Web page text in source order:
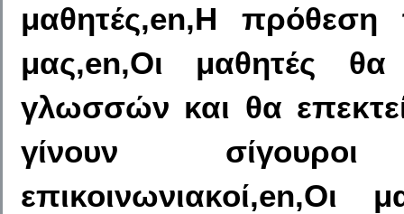
μαθητές,en,Η
μας,en,Οι μαθητές
γλωσσών και θα
γίνουν